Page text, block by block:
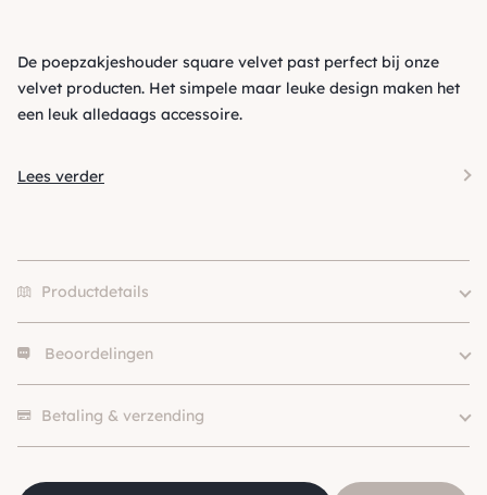
De poepzakjeshouder square velvet past perfect bij onze
velvet producten. Het simpele maar leuke design maken het
een leuk alledaags accessoire.
Lees verder
Productdetails
Kleur
Materiaal
Velvet
Merk
Beoordelingen
Betaling & verzending